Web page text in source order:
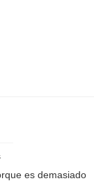
es demasiado